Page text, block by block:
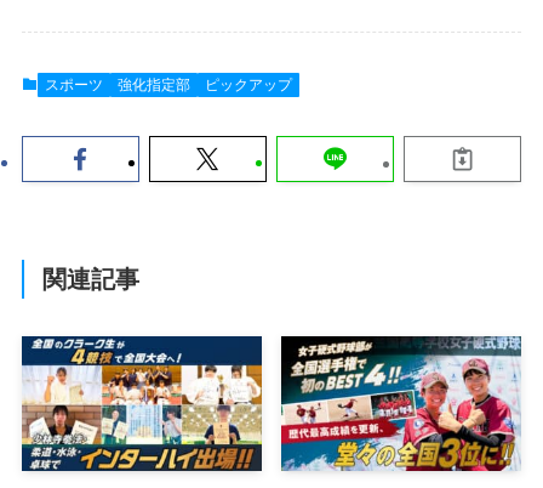
スポーツ 強化指定部 ピックアップ
関連記事